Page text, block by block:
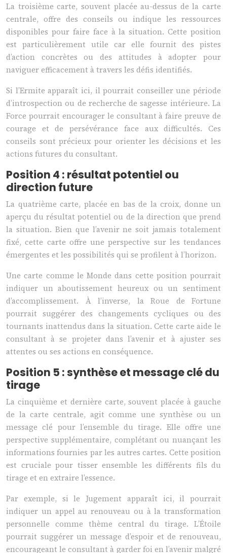
La troisième carte, souvent placée au-dessus de la carte
centrale, offre des conseils ou indique les ressources
disponibles pour faire face à la situation. Cette position
est particulièrement utile car elle fournit des pistes
d’action concrètes ou des attitudes à adopter pour
naviguer efficacement à travers les défis identifiés.
Si l’Ermite apparaît ici, il pourrait conseiller une période
d’introspection ou de recherche de sagesse intérieure. La
Force pourrait encourager le consultant à faire preuve de
courage et de persévérance face aux difficultés. Ces
conseils sont précieux pour orienter les décisions et les
actions futures du consultant.
Position 4 : résultat potentiel ou
direction future
La quatrième carte, placée en bas de la croix, donne un
aperçu du résultat potentiel ou de la direction que prend
la situation. Bien que l’avenir ne soit jamais totalement
fixé, cette carte offre une perspective sur les tendances
émergentes et les possibilités qui se profilent à l’horizon.
Une carte comme le Monde dans cette position pourrait
indiquer un aboutissement heureux ou un sentiment
d’accomplissement. À l’inverse, la Roue de Fortune
pourrait suggérer des changements cycliques ou des
tournants inattendus dans la situation. Cette carte aide le
consultant à se projeter dans l’avenir et à ajuster ses
attentes ou ses actions en conséquence.
Position 5 : synthèse et message clé du
tirage
La cinquième et dernière carte, souvent placée à gauche
de la carte centrale, agit comme une synthèse ou un
message clé pour l’ensemble du tirage. Elle offre une
perspective supplémentaire, complétant ou nuançant les
informations fournies par les autres cartes. Cette position
est cruciale pour tisser ensemble les différents fils du
tirage et en extraire l’essence.
Par exemple, si le Jugement apparaît ici, il pourrait
indiquer un appel au renouveau ou à la transformation
personnelle comme thème central du tirage. L’Étoile
pourrait suggérer un message d’espoir et de renouveau,
encourageant le consultant à garder foi en l’avenir malgré